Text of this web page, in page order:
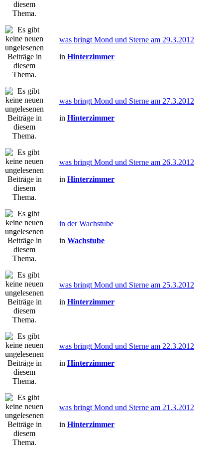
was bringt Mond und Sterne am 29.3.2012
in Hinterzimmer
was bringt Mond und Sterne am 27.3.2012
in Hinterzimmer
was bringt Mond und Sterne am 26.3.2012
in Hinterzimmer
in der Wachstube
in Wachstube
was bringt Mond und Sterne am 25.3.2012
in Hinterzimmer
was bringt Mond und Sterne am 22.3.2012
in Hinterzimmer
was bringt Mond und Sterne am 21.3.2012
in Hinterzimmer